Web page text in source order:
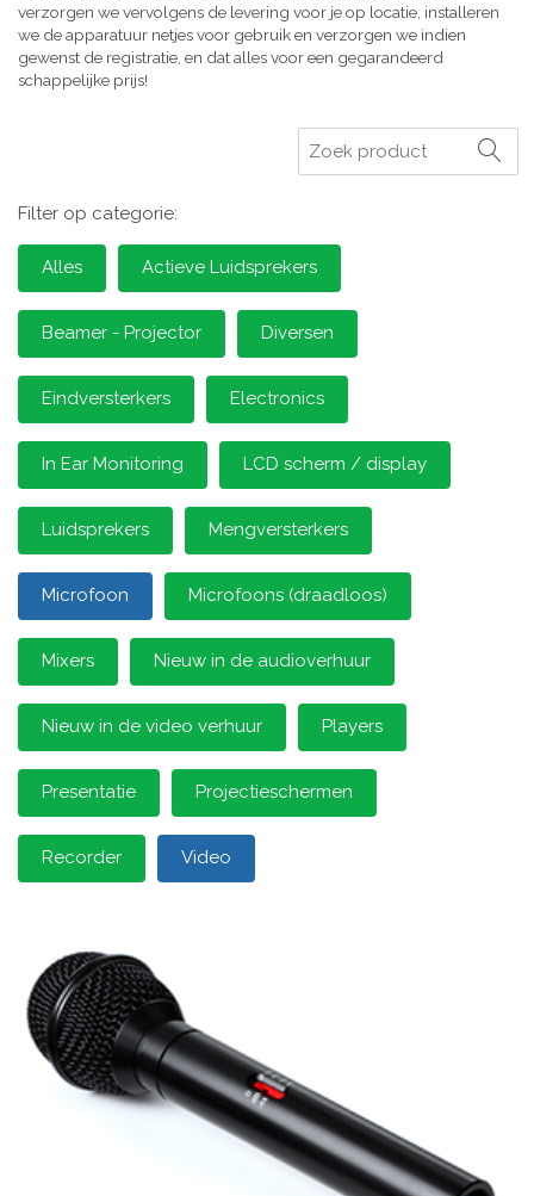
verzorgen we vervolgens de levering voor je op locatie, installeren
we de apparatuur netjes voor gebruik en verzorgen we indien
gewenst de registratie, en dat alles voor een gegarandeerd
schappelijke prijs!
Zoeken
Filter op categorie:
Alles Actieve Luidsprekers
Beamer - Projector Diversen
Eindversterkers Electronics
In Ear Monitoring LCD scherm / display
Luidsprekers Mengversterkers
Microfoon Microfoons (draadloos)
Mixers Nieuw in de audioverhuur
Nieuw in de video verhuur Players
Presentatie Projectieschermen
Recorder Video